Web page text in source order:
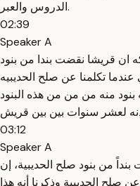
الدروس والعبر.
02:39
Speaker A
ان قريشا نقضت بندا من بنود
تكلمنا عن صلح الحديبيه
بنود منه من من من هذه البنود
لعشر سنوات بين بين قريش
03:12
Speaker A
من بنود صلح الحديبية، إن
صلح الحديبية وذكرنا أنه هذا